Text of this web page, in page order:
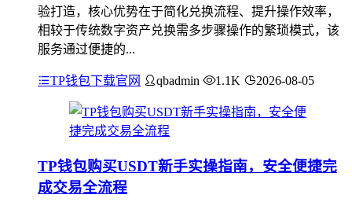
验打造，核心优势在于简化兑换流程、提升操作效率，
相较于传统数字资产兑换需多步骤操作的繁琐模式，该
服务通过便捷的...
TP钱包下载官网 qbadmin 1.1K 2026-08-05
TP钱包购买USDT新手实操指南，安全便捷完
成交易全流程